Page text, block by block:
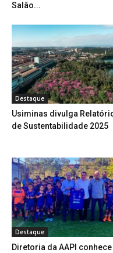
Salão...
Destaque
Usiminas divulga
de Sustentabilidade 2025
Destaque
Diretoria da AAPI conhece